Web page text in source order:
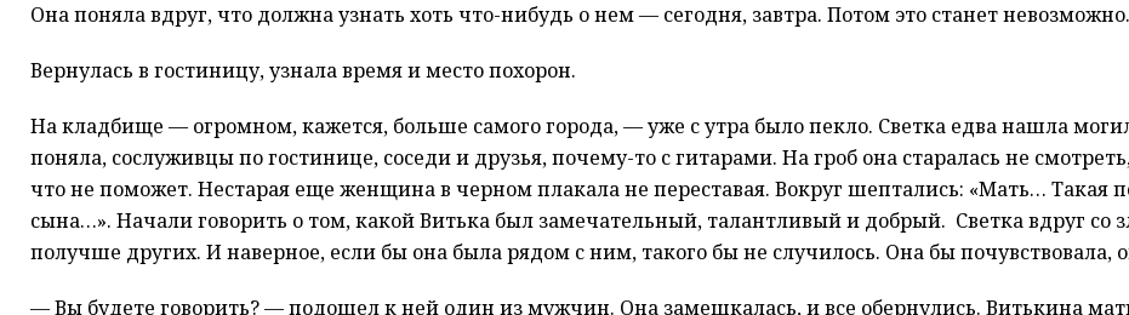
Она поняла вдруг, что должна узнать хоть что-нибудь о нем — сегодня, завтра. Потом это станет невозможно.
Вернулась в гостиницу, узнала время и место похорон.
На кладбище — огромном, кажется, больше самого города, — уже с утра было пекло. Светка едва нашла
поняла, сослуживцы по гостинице, соседи и друзья, почему-то с гитарами. На гроб она старалась не
что не поможет. Нестарая еще женщина в черном плакала не переставая. Вокруг шептались: «Мать…
сына…». Начали говорить о том, какой Витька был замечательный, талантливый и добрый. Светка вдруг со
получше других. И наверное, если бы она была рядом с ним, такого бы не случилось. Она бы почувствовала,
— Вы будете говорить? — подошел к ней один из мужчин. Она замешкалась, и все обернулись. Витькина